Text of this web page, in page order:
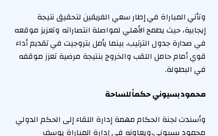
وتأتي المباراة في إطار سعي الفريقين لتحقيق نتيجة
إيجابية، حيث يطمح الأهلي لمواصلة انتصاراته وتعزيز موقعه
في صدارة جدول الترتيب، بينما يأمل بتروجيت في تقديم أداء
قوي أمام حامل اللقب والخروج بنتيجة مرضية تعزز موقفه
في البطولة.
محمود بسيوني حكماً للساحة
وأسندت لجنة الحكام مهمة إدارة اللقاء إلى الحكم الدولي
محمود بسيوني،ويعاونه في إدارة المباراة يوسف